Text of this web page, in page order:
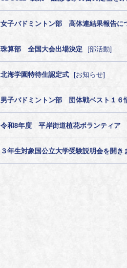
女子バドミントン部 高体連結果報告に
珠算部 全国大会出場決定 部活動
北海学園特待生認定式 お知らせ
男子バドミントン部 団体戦ベスト１６
令和8年度 平岸街道植花ボランティア
３年生対象国公立大学受験説明会を開き